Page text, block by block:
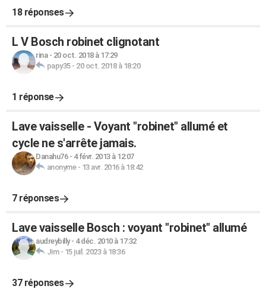
18 réponses
L V Bosch robinet clignotant
rina- 20 oct. 2018 à 17:29
papy35- 20 oct. 2018 à 18:20
1 réponse
Lave vaisselle - Voyant "robinet" allumé et
cycle ne s'arrête jamais.
Danahu76- 4 févr. 2013 à 12:07
anonyme- 13 avr. 2016 à 18:42
7 réponses
Lave vaisselle Bosch : voyant "robinet" allumé
audreybilly- 4 déc. 2010 à 17:32
Jim- 15 juil. 2023 à 18:36
37 réponses